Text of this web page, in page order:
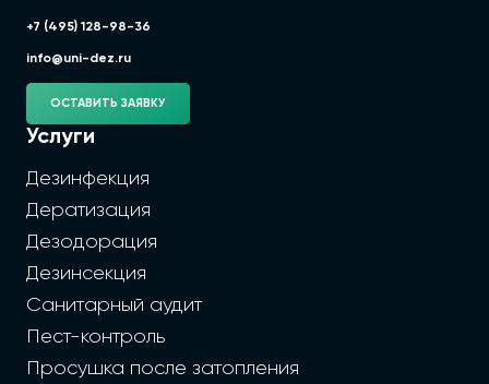
+7 (495) 128-98-36
info@uni-dez.ru
ОСТАВИТЬ ЗАЯВКУ
Услуги
Дезинфекция
Дератизация
Дезодорация
Дезинсекция
Санитарный аудит
Пест-контроль
Просушка после затопления